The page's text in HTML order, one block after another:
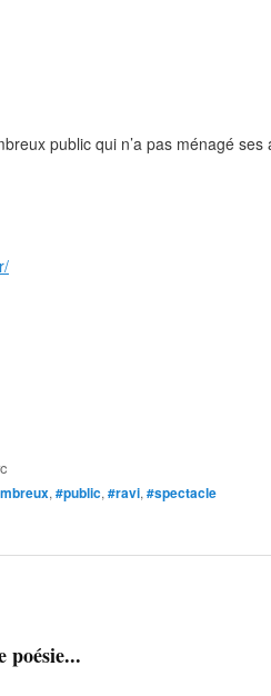
public qui n’a pas ménagé ses
, #public, #ravi, #spectacle
poésie...